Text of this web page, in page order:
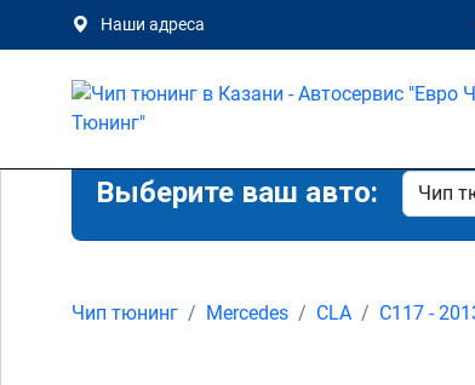
Наши адреса
Выберите ваш авто:
Чип тюнинг Mercedes CLA C117 -